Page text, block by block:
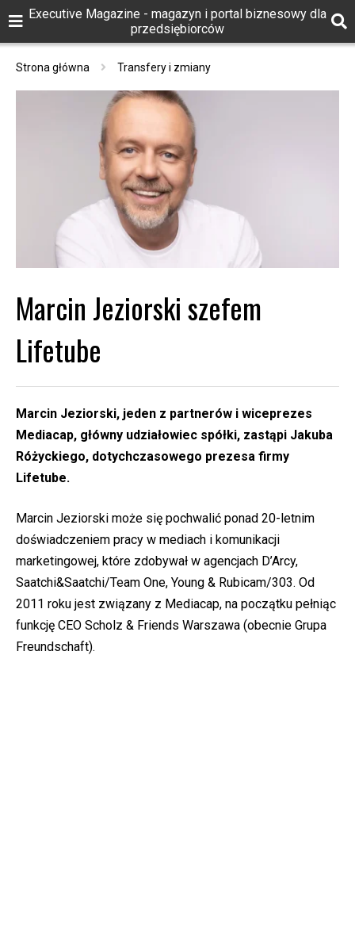
Executive Magazine - magazyn i portal biznesowy dla
przedsiębiorców
Strona główna Transfery i zmiany
Marcin Jeziorski szefem
Lifetube
Marcin Jeziorski, jeden z partnerów i wiceprezes
Mediacap, główny udziałowiec spółki, zastąpi Jakuba
Różyckiego, dotychczasowego prezesa firmy
Lifetube.
Marcin Jeziorski może się pochwalić ponad 20-letnim
doświadczeniem pracy w mediach i komunikacji
marketingowej, które zdobywał w agencjach D’Arcy,
Saatchi&Saatchi/Team One, Young & Rubicam/303. Od
2011 roku jest związany z Mediacap, na początku pełniąc
funkcję CEO Scholz & Friends Warszawa (obecnie Grupa
Freundschaft).